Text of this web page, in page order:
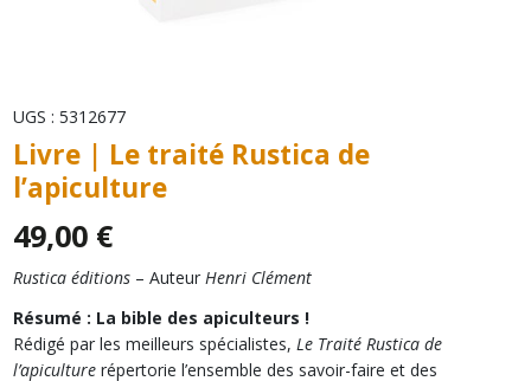
UGS : 5312677
Livre | Le traité Rustica de
l’apiculture
49,00 €
Rustica éditions– Auteur Henri Clément
Résumé : La bible des apiculteurs !
Rédigé par les meilleurs spécialistes, Le Traité Rustica de
l’apiculturerépertorie l’ensemble des savoir-faire et des